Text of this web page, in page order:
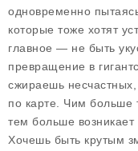
одновременно
которые тоже хотят
главное — не быть
превращение в
сжираешь
по карте. Чим
тем больше возникает
Хочешь быть крутым